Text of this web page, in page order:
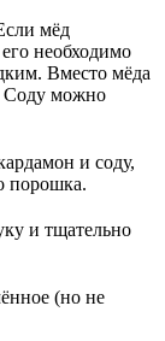
мёд
необходимо
Вместо мёда
Соду можно
и соду,
порошка.
и тщательно
(но не